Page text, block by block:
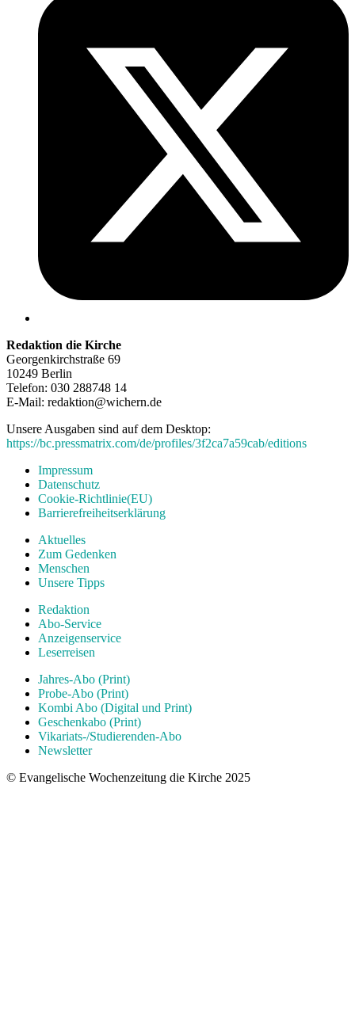
Redaktion die Kirche
Georgenkirchstraße 69
10249 Berlin
Telefon: 030 288748 14
E-Mail: redaktion@wichern.de
Unsere Ausgaben sind auf dem Desktop:
https://bc.pressmatrix.com/de/profiles/3f2ca7a59cab/editions
Impressum
Datenschutz
Cookie-Richtlinie(EU)
Barrierefreiheitserklärung
Aktuelles
Zum Gedenken
Menschen
Unsere Tipps
Redaktion
Abo-Service
Anzeigenservice
Leserreisen
Jahres-Abo (Print)
Probe-Abo (Print)
Kombi Abo (Digital und Print)
Geschenkabo (Print)
Vikariats-/Studierenden-Abo
Newsletter
© Evangelische Wochenzeitung die Kirche 2025